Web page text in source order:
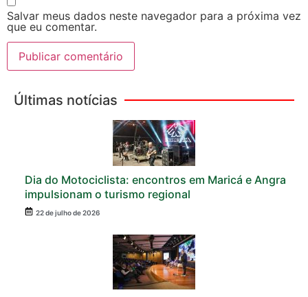
Salvar meus dados neste navegador para a próxima vez
que eu comentar.
Últimas notícias
Dia do Motociclista: encontros em Maricá e Angra
impulsionam o turismo regional
22 de julho de 2026